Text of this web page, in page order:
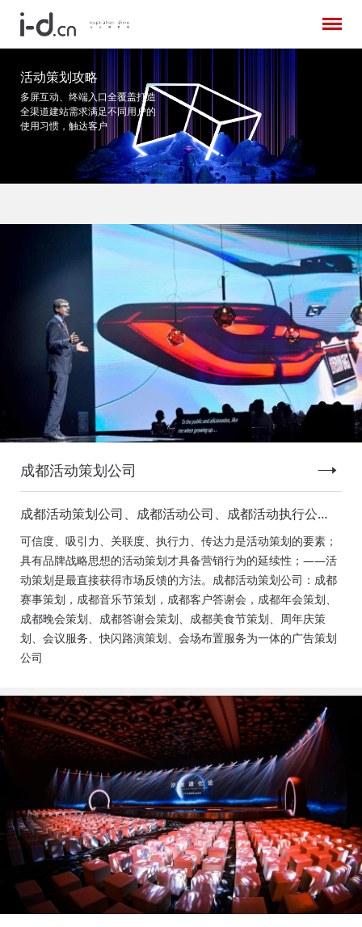
活动策划攻略
多屏互动、终端入口全覆盖打造
全渠道建站需求满足不同用户的
使用习惯，触达客户
成都活动策划公司
成都活动策划公司、成都活动公司、成都活动执行公
司、成都庆典活动策划公司、成都发布会策划公司、成
都音乐节策划公司、成都年会活动策划
可信度、吸引力、关联度、执行力、传达力是活动策划的要素；
具有品牌战略思想的活动策划才具备营销行为的延续性；——活
动策划是最直接获得市场反馈的方法。成都活动策划公司：成都
赛事策划，成都音乐节策划，成都客户答谢会，成都年会策划、
成都晚会策划、成都答谢会策划、成都美食节策划、周年庆策
划、会议服务、快闪路演策划、会场布置服务为一体的广告策划
公司